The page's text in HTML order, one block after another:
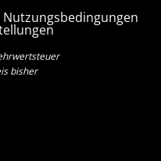
Nutzungsbedingungen
bisher